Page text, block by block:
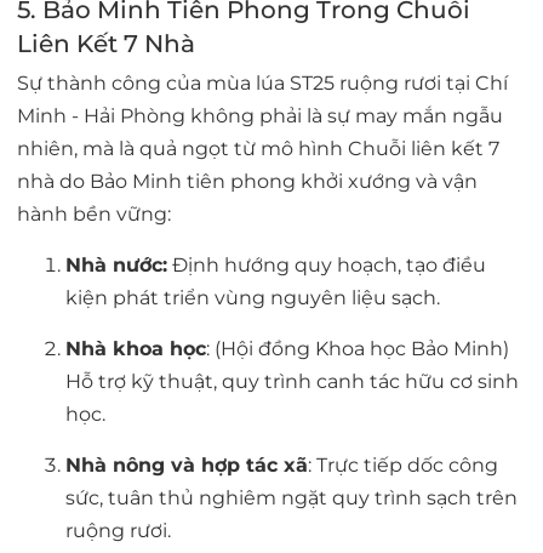
5. Bảo Minh Tiên Phong Trong Chuỗi
Liên Kết 7 Nhà
Sự thành công của mùa lúa ST25 ruộng rươi tại Chí
Minh - Hải Phòng không phải là sự may mắn ngẫu
nhiên, mà là quả ngọt từ mô hình Chuỗi liên kết 7
nhà do Bảo Minh tiên phong khởi xướng và vận
hành bền vững:
Nhà nước: Định hướng quy hoạch, tạo điều
kiện phát triển vùng nguyên liệu sạch.
Nhà khoa học: (Hội đồng Khoa học Bảo Minh)
Hỗ trợ kỹ thuật, quy trình canh tác hữu cơ sinh
học.
Nhà nông và hợp tác xã: Trực tiếp dốc công
sức, tuân thủ nghiêm ngặt quy trình sạch trên
ruộng rươi.